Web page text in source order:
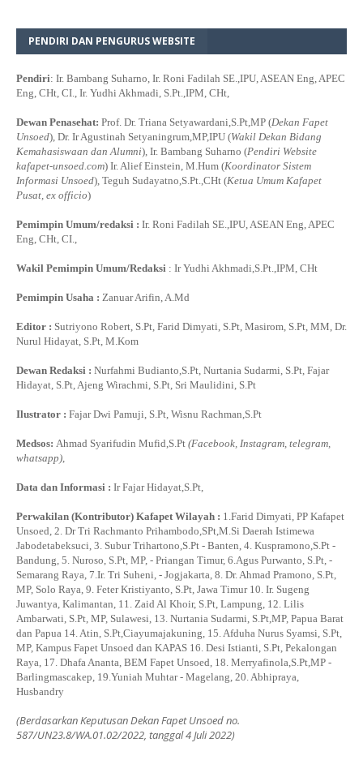
PENDIRI DAN PENGURUS WEBSITE
Pendiri: Ir. Bambang Suharno, Ir. Roni Fadilah SE.,IPU, ASEAN Eng, APEC
Eng, CHt, CI., Ir. Yudhi Akhmadi, S.Pt.,IPM, CHt,
Dewan Penasehat: Prof. Dr. Triana Setyawardani,S.Pt,MP (Dekan Fapet
Unsoed), Dr. Ir Agustinah Setyaningrum,MP,IPU (Wakil Dekan Bidang
Kemahasiswaan dan Alumni), Ir. Bambang Suharno (Pendiri Website
kafapet-unsoed.com) Ir. Alief Einstein, M.Hum (Koordinator Sistem
Informasi Unsoed), Teguh Sudayatno,S.Pt.,CHt (Ketua Umum Kafapet
Pusat, ex officio)
Pemimpin Umum/redaksi : Ir. Roni Fadilah SE.,IPU, ASEAN Eng, APEC
Eng, CHt, CI.,
Wakil Pemimpin Umum/Redaksi : Ir Yudhi Akhmadi,S.Pt.,IPM, CHt
Pemimpin Usaha : Zanuar Arifin, A.Md
Editor : Sutriyono Robert, S.Pt, Farid Dimyati, S.Pt, Masirom, S.Pt, MM, Dr.
Nurul Hidayat, S.Pt, M.Kom
Dewan Redaksi : Nurfahmi Budianto,S.Pt, Nurtania Sudarmi, S.Pt, Fajar
Hidayat, S.Pt, Ajeng Wirachmi, S.Pt, Sri Maulidini, S.Pt
Ilustrator : Fajar Dwi Pamuji, S.Pt, Wisnu Rachman,S.Pt
Medsos: Ahmad Syarifudin Mufid,S.Pt (Facebook, Instagram, telegram,
whatsapp),
Data dan Informasi : Ir Fajar Hidayat,S.Pt,
Perwakilan (Kontributor) Kafapet Wilayah : 1.Farid Dimyati, PP Kafapet
Unsoed, 2. Dr Tri Rachmanto Prihambodo,SPt,M.Si Daerah Istimewa
Jabodetabeksuci, 3. Subur Trihartono,S.Pt - Banten, 4. Kuspramono,S.Pt -
Bandung, 5. Nuroso, S.Pt, MP, - Priangan Timur, 6.Agus Purwanto, S.Pt, -
Semarang Raya, 7.Ir. Tri Suheni, - Jogjakarta, 8. Dr. Ahmad Pramono, S.Pt,
MP, Solo Raya, 9. Feter Kristiyanto, S.Pt, Jawa Timur 10. Ir. Sugeng
Juwantya, Kalimantan, 11. Zaid Al Khoir, S.Pt, Lampung, 12. Lilis
Ambarwati, S.Pt, MP, Sulawesi, 13. Nurtania Sudarmi, S.Pt,MP, Papua Barat
dan Papua 14. Atin, S.Pt,Ciayumajakuning, 15. Afduha Nurus Syamsi, S.Pt,
MP, Kampus Fapet Unsoed dan KAPAS 16. Desi Istianti, S.Pt, Pekalongan
Raya, 17. Dhafa Ananta, BEM Fapet Unsoed, 18. Merryafinola,S.Pt,MP -
Barlingmascakep, 19.Yuniah Muhtar - Magelang, 20. Abhipraya,
Husbandry
(Berdasarkan Keputusan Dekan Fapet Unsoed no.
587/UN23.8/WA.01.02/2022, tanggal 4 Juli 2022)